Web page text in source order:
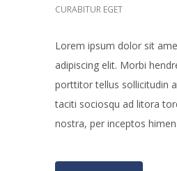
CURABITUR EGET
Lorem ipsum dolor sit
adipiscing elit. Morbi
porttitor tellus sollicitudin
taciti sociosqu ad litora
nostra, per inceptos